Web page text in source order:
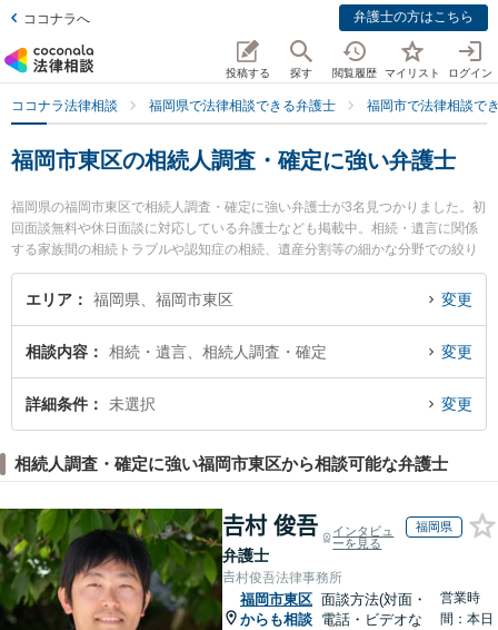
ココナラへ 弁護士の方はこちら
投稿する 探す 閲覧履歴 マイリスト ログイン
ココナラ法律相談 福岡県で法律相談できる弁護士 福岡市で法律相談で
福岡市東区の相続人調査・確定に強い弁護士
福岡県の福岡市東区で相続人調査・確定に強い弁護士が3名見つかりました。初
回面談無料や休日面談に対応している弁護士なども掲載中。相続・遺言に関係
する家族間の相続トラブルや認知症の相続、遺産分割等の細かな分野での絞り
込み検索もでき便利です。特に香椎照葉法律事務所の牟田口 裕史弁護士や箱崎
法律事務所の馬場 俊介弁護士、IK法律事務所の石松 信行弁護士のプロフィール
続人調査・確定のトラブル解決の実績豊富な近くの弁護士を検索したい』『初
回相談無料で相続人調査・確定を法律相談できる福岡市東区内の弁護士に相談
予約したい』などでお困りの相談者さんにおすすめです。
エリア 福岡県、福岡市東区 変更
相談内容 相続・遺言、相続人調査・確定 変更
詳細条件 未選択 変更
相続人調査・確定に強い福岡市東区から相談可能な弁護士
𠮷村 俊吾
弁護士
インタビュ
ーを見る
福岡県
𠮷村俊吾法律事務所
福岡市東区
からも相談
面談方法(対面・
電話・ビデオな
営業時
間：本日